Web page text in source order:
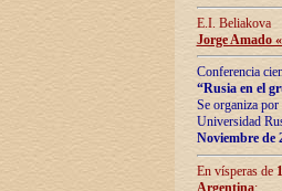
E.I. Beliakova
Jorge Amado
Conferencia
“Rusia en el
Se organiza
Universidad
Noviembre de
En vísperas de
Argentina: